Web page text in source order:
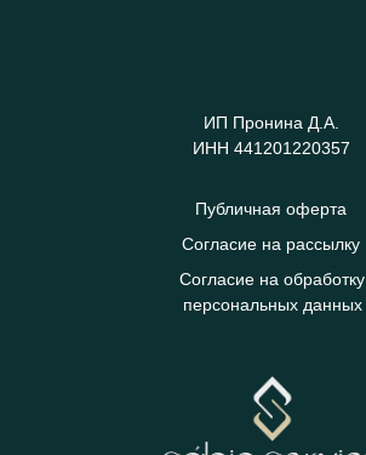
Публичная оферта
ИП Пронина Д.А.
ИНН 441201220357
Согласие на рассылку
Согласие на обработку
персональных данных